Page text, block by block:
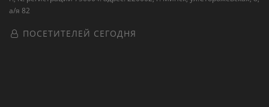
а/я 82
ПОСЕТИТЕЛЕЙ СЕГОДНЯ